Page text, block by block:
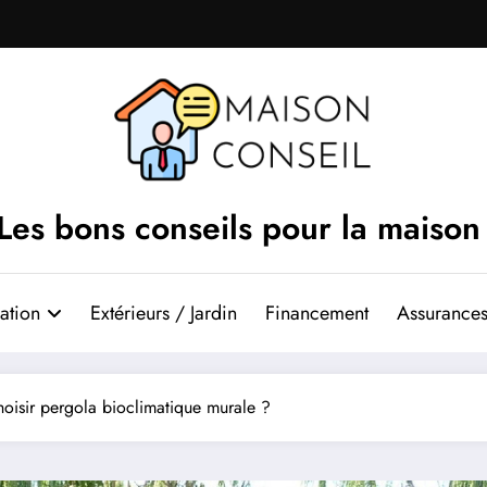
bons conseils pour la maison
Extérieurs / Jardin Financement
pergola bioclimatique murale ?